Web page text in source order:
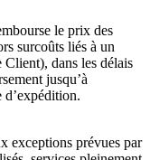
le prix des
surcoûts liés à un
dans les délais
jusqu’à
d’expédition.
exceptions prévues par